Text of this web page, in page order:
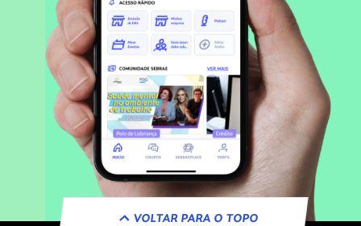
VOLTAR PARA O TOPO